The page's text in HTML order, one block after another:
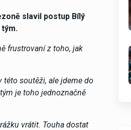
slavil postup Bílý
frustrovaní z toho, jak
této soutěži, ale jdeme do
je toho jednoznačně
vrátit. Touha dostat